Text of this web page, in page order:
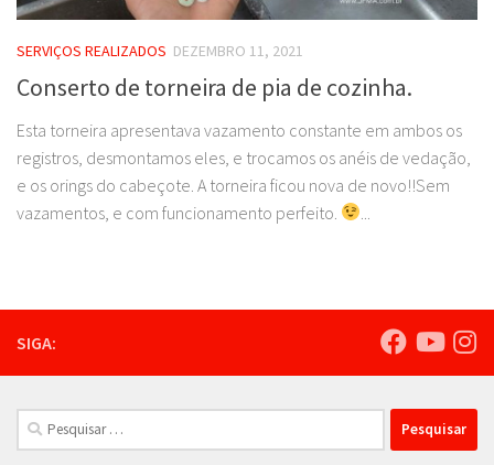
SERVIÇOS REALIZADOS DEZEMBRO 11, 2021
Conserto de torneira de pia de cozinha.
Esta torneira apresentava vazamento constante em ambos os
registros, desmontamos eles, e trocamos os anéis de vedação,
e os orings do cabeçote. A torneira ficou nova de novo!!Sem
vazamentos, e com funcionamento perfeito.
SIGA:
Pesquisar
por: